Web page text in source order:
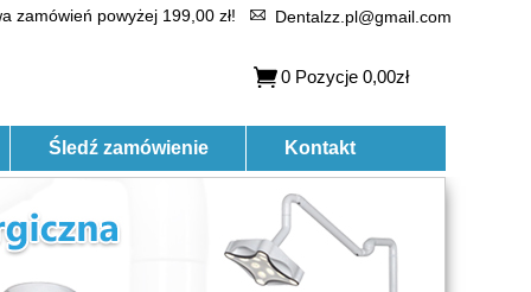
zamówień powyżej 199,00 zł! Dentalzz.pl@gmail.com
0 Pozycje 0,00zł
Śledź zamówienie Kontakt